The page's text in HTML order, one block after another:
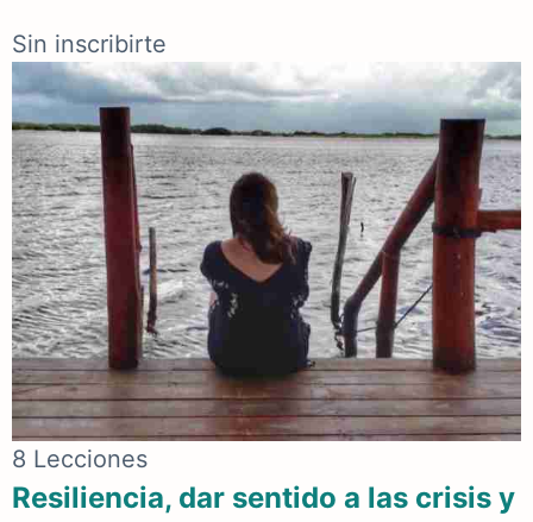
Sin inscribirte
8 Lecciones
Resiliencia, dar sentido a las crisis y